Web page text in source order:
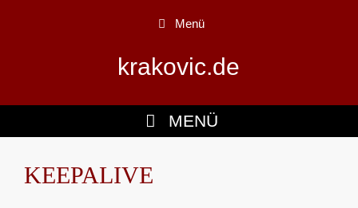
Menü
krakovic.de
MENÜ
KEEPALIVE